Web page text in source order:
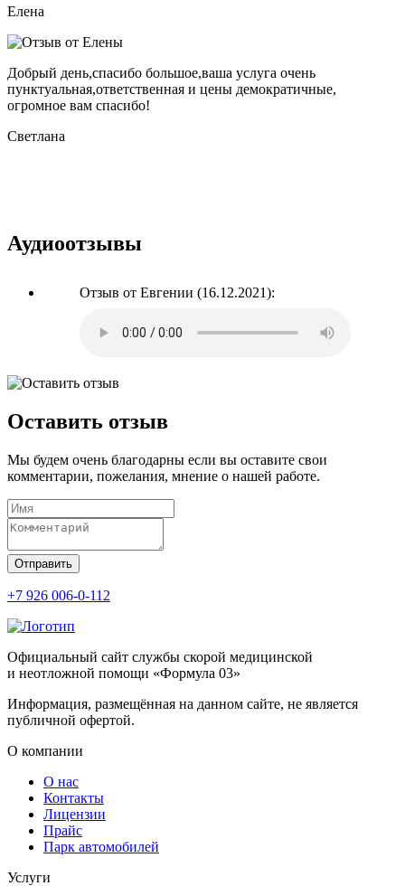
Елена
Добрый день,спасибо большое,ваша услуга очень
пунктуальная,ответственная и цены демократичные,
огромное вам спасибо!
Светлана
Аудиоотзывы
Отзыв от Евгении (16.12.2021):
Оставить отзыв
Мы будем очень благодарны если вы оставите свои
комментарии, пожелания, мнение о нашей работе.
Отправить
+7 926 006-0-112
Официальный сайт службы скорой медицинской
и неотложной помощи «Формула 03»
Информация, размещённая на данном сайте, не является
публичной офертой.
О компании
О нас
Контакты
Лицензии
Прайс
Парк автомобилей
Услуги